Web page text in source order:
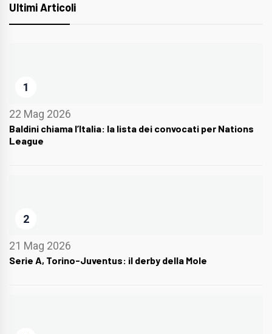
Ultimi Articoli
1
22 Mag 2026
Baldini chiama l’Italia: la lista dei convocati per Nations
League
2
21 Mag 2026
Serie A, Torino-Juventus: il derby della Mole